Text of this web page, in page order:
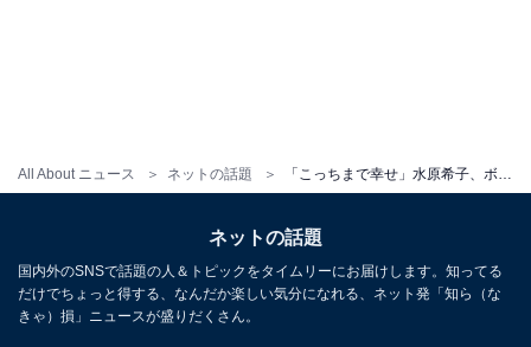
All About ニュース ネットの話題 「こっちまで幸せ」水原希子、ボーイフレンドとの“2年記念日”ショットに反響！ 「かわいいカップル」
ネットの話題
国内外のSNSで話題の人＆トピックをタイムリーにお届けします。知ってる
だけでちょっと得する、なんだか楽しい気分になれる、ネット発「知ら（な
きゃ）損」ニュースが盛りだくさん。